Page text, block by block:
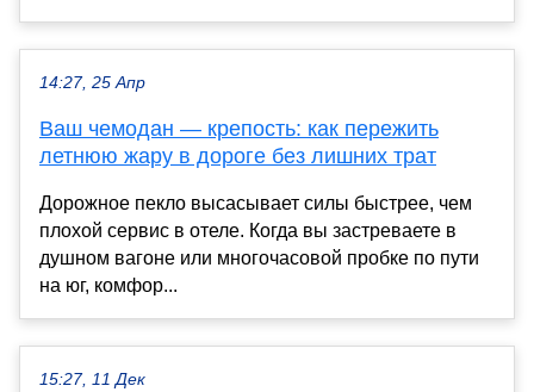
14:27, 25 Апр
Ваш чемодан — крепость: как пережить
летнюю жару в дороге без лишних трат
Дорожное пекло высасывает силы быстрее, чем
плохой сервис в отеле. Когда вы застреваете в
душном вагоне или многочасовой пробке по пути
на юг, комфор...
15:27, 11 Дек